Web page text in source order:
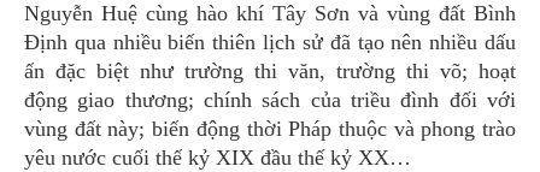
Nguyễn Huệ cùng hào khí Tây Sơn và vùng đất Bình
Định qua nhiều biến thiên lịch sử đã tạo nên nhiều dấu
ấn đặc biệt như trường thi văn, trường thi võ; hoạt
động giao thương; chính sách của triều đình đối với
vùng đất này; biến động thời Pháp thuộc và phong trào
yêu nước cuối thế kỷ XIX đầu thế kỷ XX…